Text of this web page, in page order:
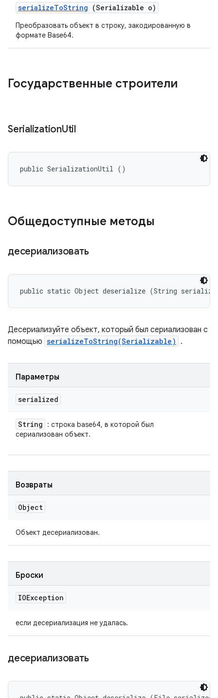
serializeToString (Serializable o)
Преобразовать объект в строку, закодированную в
формате Base64.
Государственные строители
SerializationUtil
public SerializationUtil ()
Общедоступные методы
десериализовать
public static Object deserialize (String
Десериализуйте объект, который был сериализован с
помощью serializeToString(Serializable) .
Параметры
serialized
String
: строка base64, в которой был
сериализован объект.
Возвраты
Object
Объект десериализован.
Броски
IOException
если десериализация не удалась.
десериализовать